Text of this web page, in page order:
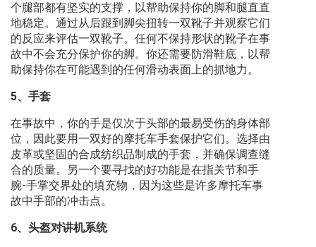
个腿部都有坚实的支撑，以帮助保持你的脚和腿直直
地稳定。通过从后跟到脚尖扭转一双靴子并观察它们
的反应来评估一双靴子。任何不保持形状的靴子在事
故中不会充分保护你的脚。你还需要防滑鞋底，以帮
助保持你在可能遇到的任何滑动表面上的抓地力。
5、手套
在事故中，你的手是仅次于头部的最易受伤的身体部
位，因此要用一双好的摩托车手套保护它们。选择由
皮革或坚固的合成纺织品制成的手套，并确保调查缝
合的质量。另一个要寻找的好功能是在指关节和手
腕-手掌交界处的填充物，因为这些是许多摩托车事
故中手部的冲击点。
6、头盔对讲机系统